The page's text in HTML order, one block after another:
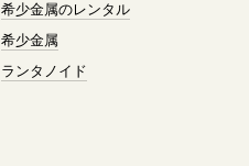
希少金属のレンタル
希少金属
ランタノイド